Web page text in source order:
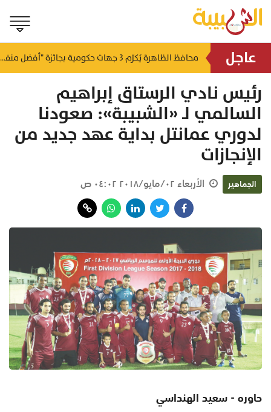
عاجل
منذ ١٦ ساعة منذ ١٧ ساعة محافظ الظاهرة يُكرّم 3 جهات حكومية بجائزة "أفضل منفذ تقديم خدمة" لعام 2025
رئيس نادي الرستاق إبراهيم
السالمي لـ «الشبيبة»: صعودنا
لدوري عمانتل بداية عهد جديد من
الإنجازات
الجماهير الأربعاء ٠٢/مايو/٢٠١٨ ٠٤:٠٢ ص
حاوره - سعيد الهنداسي